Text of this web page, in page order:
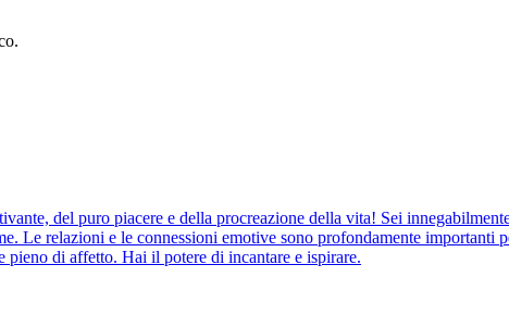
del puro piacere e della procreazione della vita! Sei
Le relazioni e le connessioni emotive sono profondamente importanti
pieno di affetto. Hai il potere di incantare e ispirare.